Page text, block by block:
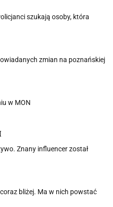
szukają osoby, która
zmian na poznańskiej
w MON
Znany influencer został
bliżej. Ma w nich powstać